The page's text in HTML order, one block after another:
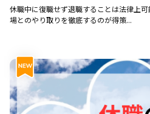
休職中に復職せず退職することは法律上
場とのやり取りを徹底するのが得策...